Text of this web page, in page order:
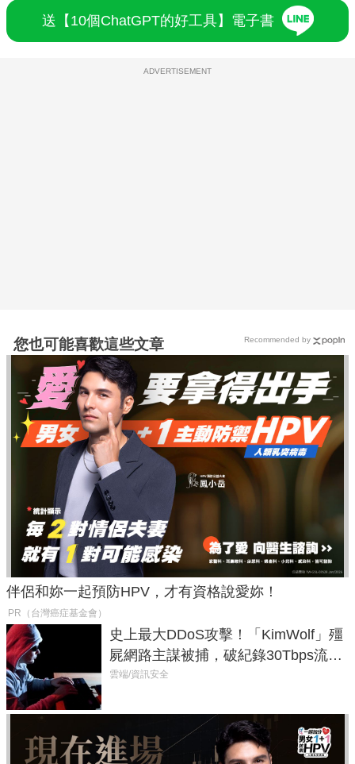
送【10個ChatGPT的好工具】電子書
ADVERTISEMENT
您也可能喜歡這些文章
伴侶和妳一起預防HPV，才有資格說愛妳！
PR（台灣癌症基金會）
史上最大DDoS攻擊！「KimWolf」殭
屍網路主謀被捕，破紀錄30Tbps流量
癱瘓全球！
雲端/資訊安全
Recommended by